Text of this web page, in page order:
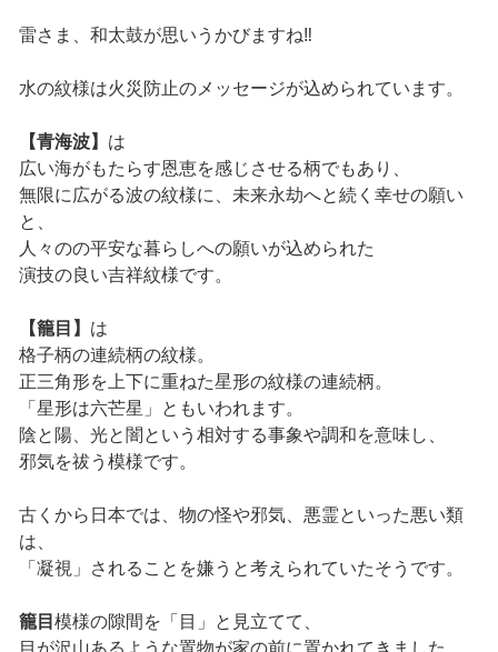
雷さま、和太鼓が思いうかびますね‼
水の紋様は火災防止のメッセージが込められています。
【青海波】 は
広い海がもたらす恩恵を感じさせる柄でもあり、
無限に広がる波の紋様に、未来永劫へと続く幸せの願い
と、
人々のの平安な暮らしへの願いが込められた
演技の良い吉祥紋様です。
【籠目】 は
格子柄の連続柄の紋様。
正三角形を上下に重ねた星形の紋様の連続柄。
「星形は六芒星」ともいわれます。
陰と陽、光と闇という相対する事象や調和を意味し、
邪気を祓う模様です。
古くから日本では、物の怪や邪気、悪霊といった悪い類
は、
「凝視」されることを嫌うと考えられていたそうです。
籠目 模様の隙間を「目」と見立てて、